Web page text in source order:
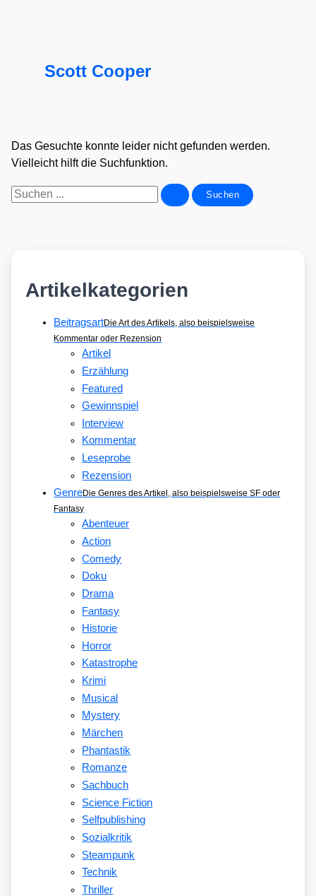
Scott Cooper
Das Gesuchte konnte leider nicht gefunden werden.
Vielleicht hilft die Suchfunktion.
Suchen
Artikelkategorien
BeitragsartDie Art des Artikels, also beispielsweise
Kommentar oder Rezension
Artikel
Erzählung
Featured
Gewinnspiel
Interview
Kommentar
Leseprobe
Rezension
GenreDie Genres des Artikel, also beispielsweise SF oder
Fantasy
Abenteuer
Action
Comedy
Doku
Drama
Fantasy
Historie
Horror
Katastrophe
Krimi
Musical
Mystery
Märchen
Phantastik
Romanze
Sachbuch
Science Fiction
Selfpublishing
Sozialkritik
Steampunk
Technik
Thriller